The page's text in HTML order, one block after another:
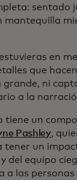
sentado
mantequilla
en
que
grande, ni
a la
tiene un
Pashley,
tener un
del equipo
a las